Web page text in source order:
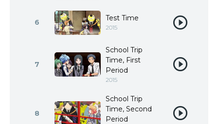
6 Test Time
2015
7
School Trip
Time, First
Period
2015
8
School Trip
Time, Second
Period